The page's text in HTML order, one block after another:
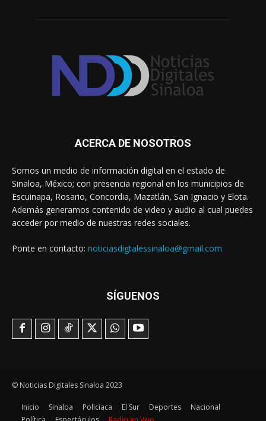
ACERCA DE NOSOTROS
Somos un medio de información digital en el estado de
Sinaloa, México; con presencia regional en los municipios de
Escuinapa, Rosario, Concordia, Mazatlán, San Ignacio y Elota.
Además generamos contenido de video y audio al cual puedes
acceder por medio de nuestras redes sociales.
Ponte en contacto: noticiasdigtalessinaloa@gmail.com
SÍGUENOS
© Noticias Digitales Sinaloa 2023
Inicio Sinaloa Policiaca El Sur Deportes
Nacional